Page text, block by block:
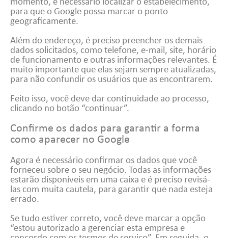
para que o Google possa marcar o ponto
geograficamente.
Além do endereço, é preciso preencher os demais
dados solicitados, como telefone, e-mail, site, horário
de funcionamento e outras informações relevantes. É
muito importante que elas sejam sempre atualizadas,
para não confundir os usuários que as encontrarem.
Feito isso, você deve dar continuidade ao processo,
clicando no botão “continuar”.
Confirme os dados para garantir a forma
como aparecer no Google
Agora é necessário confirmar os dados que você
forneceu sobre o seu negócio. Todas as informações
estarão disponíveis em uma caixa e é preciso revisá-
las com muita cautela, para garantir que nada esteja
errado.
Se tudo estiver correto, você deve marcar a opção
“estou autorizado a gerenciar esta empresa e